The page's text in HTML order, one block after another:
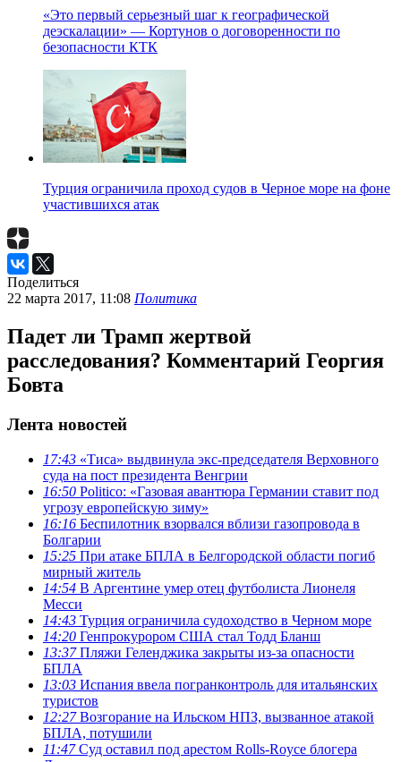
«Это первый серьезный шаг к географической
деэскалации» — Кортунов о договоренности по
безопасности КТК
Турция ограничила проход судов в Черное море на фоне
участившихся атак
Поделиться
22 марта 2017, 11:08 Политика
Падет ли Трамп жертвой
расследования? Комментарий Георгия
Бовта
Лента новостей
17:43 «Тиса» выдвинула экс-председателя Верховного
суда на пост президента Венгрии
16:50 Politico: «Газовая авантюра Германии ставит под
угрозу европейскую зиму»
16:16 Беспилотник взорвался вблизи газопровода в
Болгарии
15:25 При атаке БПЛА в Белгородской области погиб
мирный житель
14:54 В Аргентине умер отец футболиста Лионеля
Месси
14:43 Турция ограничила судоходство в Черном море
14:20 Генпрокурором США стал Тодд Бланш
13:37Пляжи Геленджика закрыты из-за опасности
БПЛА
13:03 Испания ввела погранконтроль для итальянских
туристов
12:27Возгорание на Ильском НПЗ, вызванное атакой
БПЛА, потушили
11:47Суд оставил под арестом Rolls-Royce блогера